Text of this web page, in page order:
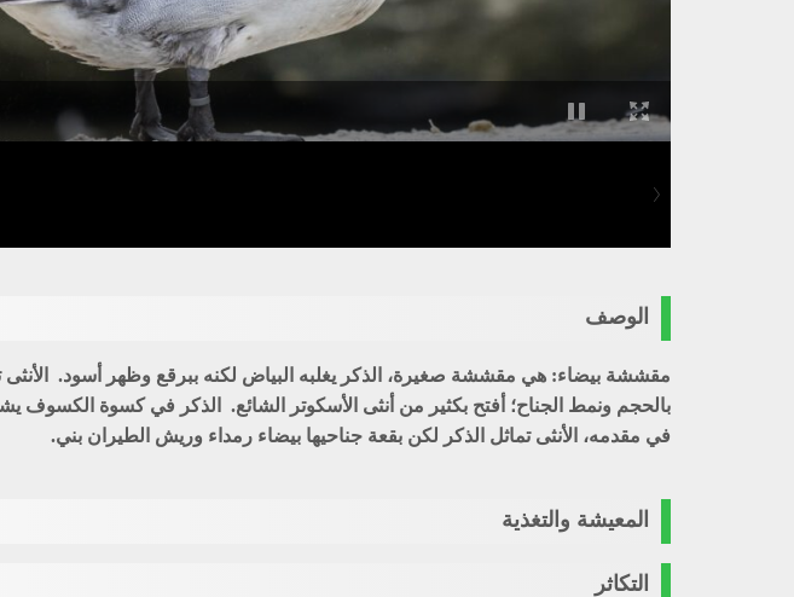
الوصف
مقششة بيضاء: هي مقششة صغيرة، الذكر يغلبه البياض لكنه ببرقع وظهر أسود. الأنثى
بالحجم ونمط الجناح؛ أفتح بكثير من أنثى الأسكوتر الشائع. الذكر في كسوة
في مقدمه، الأنثى تماثل الذكر لكن بقعة جناحيها بيضاء رمداء وريش الطيران بني.
المعيشة والتغذية
التكاثر